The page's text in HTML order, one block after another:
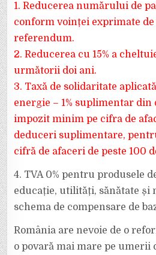
1.⁠ ⁠Reducerea numărului de
conform voinței exprimate
referendum.
2.⁠ ⁠Reducerea cu 15% a
următorii doi ani.
3.⁠ ⁠Taxă de solidaritate
energie – 1% suplimentar
impozit minim pe cifra de
deduceri suplimentare,
cifră de afaceri de peste 100
4.⁠ ⁠TVA 0% pentru produsele
educație, utilități, sănătate și
schema de compensare de
România are nevoie de o
o povară mai mare pe umerii